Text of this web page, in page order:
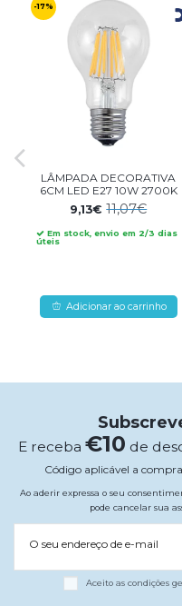
-17%
LÂMPADA DECORATIVA
6CM LED E27 10W 2700K
9,13€11,07€
Em stock, envio em 2/3 dias
úteis
Adicionar ao carrinho
E receba €10 de
Código aplicável a
Ao aderir expressa o seu
pode cancelar sua
O seu endereço de e-mail
Aceito as condições